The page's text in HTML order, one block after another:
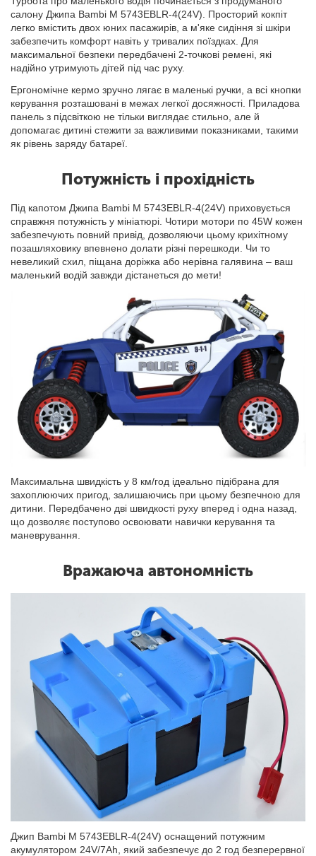
салону Джипа Bambi M 5743EBLR-4(24V). Просторий кокпіт
легко вмістить двох юних пасажирів, а м'яке сидіння зі шкіри
забезпечить комфорт навіть у тривалих поїздках. Для
максимальної безпеки передбачені 2-точкові ремені, які
надійно утримують дітей під час руху.
Ергономічне кермо зручно лягає в маленькі ручки, а всі кнопки
керування розташовані в межах легкої досяжності. Приладова
панель з підсвіткою не тільки виглядає стильно, але й
допомагає дитині стежити за важливими показниками, такими
як рівень заряду батареї.
Потужність і прохідність
Під капотом Джипа Bambi M 5743EBLR-4(24V) приховується
справжня потужність у мініатюрі. Чотири мотори по 45W кожен
забезпечують повний привід, дозволяючи цьому крихітному
позашляховику впевнено долати різні перешкоди. Чи то
невеликий схил, піщана доріжка або нерівна галявина – ваш
маленький водій завжди дістанеться до мети!
Максимальна швидкість у 8 км/год ідеально підібрана для
захоплюючих пригод, залишаючись при цьому безпечною для
дитини. Передбачено дві швидкості руху вперед і одна назад,
що дозволяє поступово освоювати навички керування та
маневрування.
Вражаюча автономність
Джип Bambi M 5743EBLR-4(24V) оснащений потужним
акумулятором 24V/7Ah, який забезпечує до 2 год безперервної